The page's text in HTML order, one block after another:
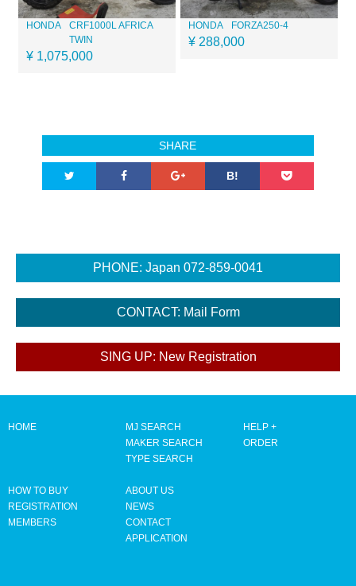
HONDA
CRF1000L AFRICA
TWIN
¥ 1,075,000
HONDA FORZA250-4
¥ 288,000
SHARE
B!
HOME
MJ SEARCH
MAKER SEARCH
TYPE SEARCH
HELP +
ORDER
HOW TO BUY
REGISTRATION
MEMBERS
ABOUT US
NEWS
CONTACT
APPLICATION